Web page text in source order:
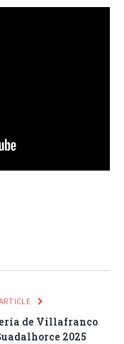
de Villafranco
2025